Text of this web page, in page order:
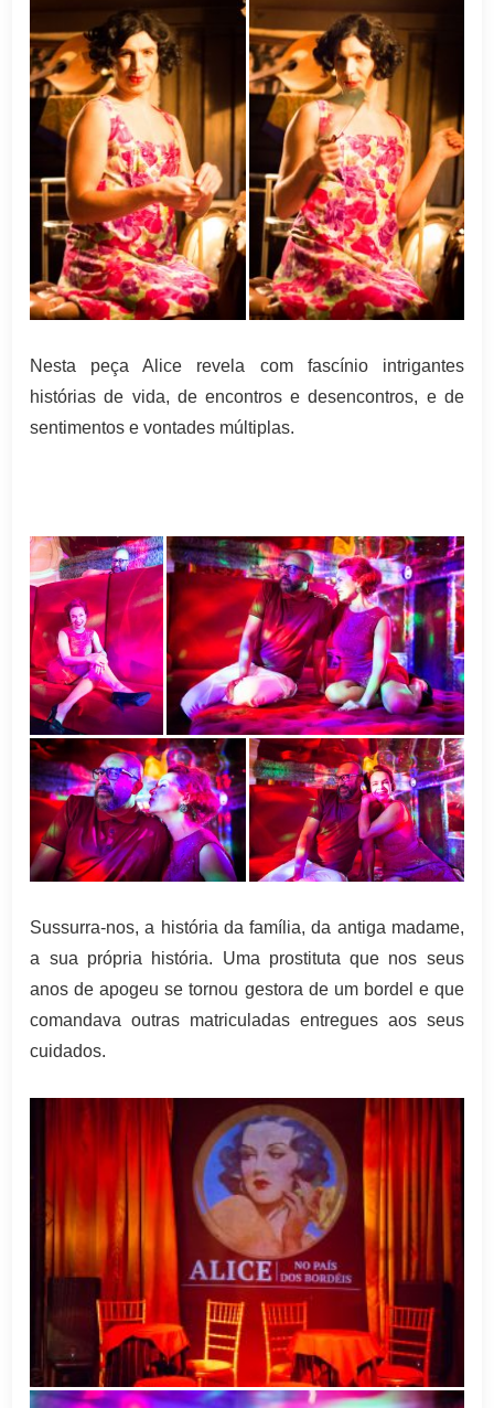
Nesta peça Alice revela com fascínio intrigantes
histórias de vida, de encontros e desencontros, e de
sentimentos e vontades múltiplas.
Sussurra-nos, a história da família, da antiga madame,
a sua própria história. Uma prostituta que nos seus
anos de apogeu se tornou gestora de um bordel e que
comandava outras matriculadas entregues aos seus
cuidados.